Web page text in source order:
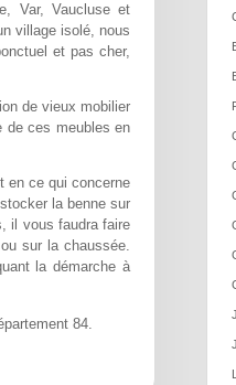
Var, Vaucluse et
village isolé, nous
et pas cher,
de vieux mobilier
de ces meubles en
en ce qui concerne
la benne sur
il vous faudra faire
sur la chaussée.
la démarche à
84.